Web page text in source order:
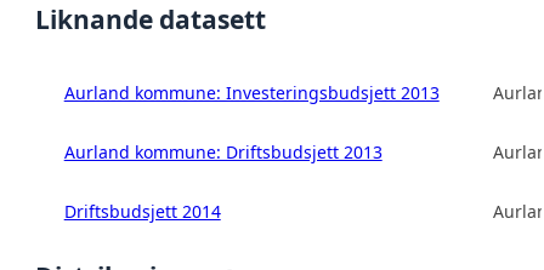
Liknande datasett
Aurland kommune: Investeringsbudsjett 2013
Aurland kommune: Driftsbudsjett 2013
Driftsbudsjett 2014